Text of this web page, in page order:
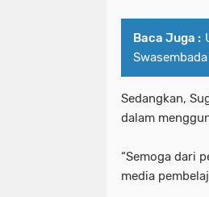
Baca Juga :
Sedangkan,
dalam
“Semoga dari
media